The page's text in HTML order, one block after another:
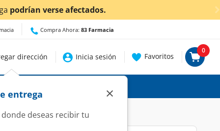
¡Ahora también
Compra Ahora: 83 Farmacia
dirección
entrega
deseas recibir tu
×
Inicia sesión Favoritos
0